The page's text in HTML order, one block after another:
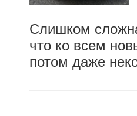
Слишком
что ко всем
потом даже